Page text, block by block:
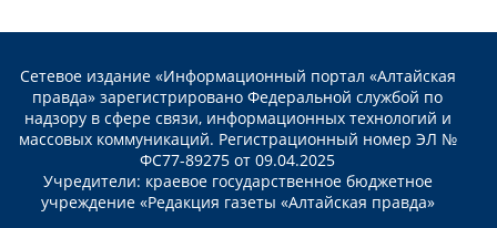
Сетевое издание «Информационный портал «Алтайская
правда» зарегистрировано Федеральной службой по
надзору в сфере связи, информационных технологий и
массовых коммуникаций. Регистрационный номер ЭЛ №
ФС77-89275 от 09.04.2025
Учредители: краевое государственное бюджетное
учреждение «Редакция газеты «Алтайская правда»